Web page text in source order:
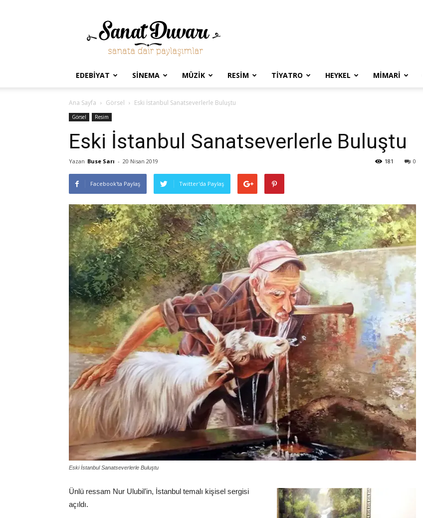
Sanat
Duvarı
EDEBIYAT SINEMA MÜZIK RESIM TIYATRO HEYKEL MIMARI
Ana Sayfa Görsel Eski İstanbul Sanatseverlerle Buluştu
Görsel Resim
Eski İstanbul Sanatseverlerle Buluştu
Yazan Buse Sarı - 20 Nisan 2019 0
181
Facebook'ta Paylaş Twitter'da Paylaş
Eski İstanbul Sanatseverlerle Buluştu
Ünlü ressam Nur Ulubil’in, İstanbul temalı kişisel sergisi
açıldı.